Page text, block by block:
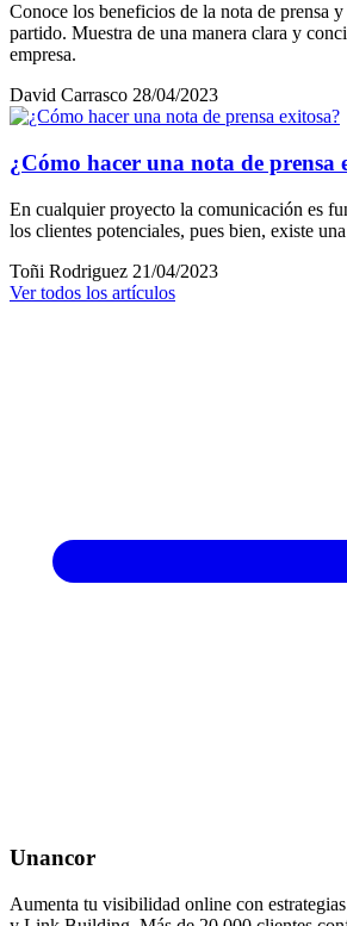
Conoce los beneficios de la nota de prensa
partido. Muestra de una manera clara y
empresa.
David Carrasco 28/04/2023
¿Cómo hacer una nota de prensa
En cualquier proyecto la comunicación es
los clientes potenciales, pues bien, existe
Toñi Rodriguez 21/04/2023
Ver todos los artículos
Unancor
Aumenta tu visibilidad online con